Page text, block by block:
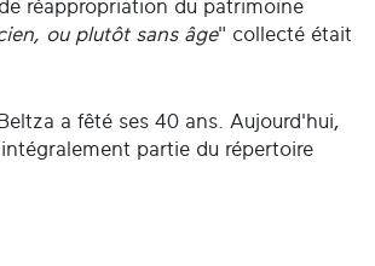
réappropriation du patrimoine
ou plutôt sans âge" collecté était
a fêté ses 40 ans. Aujourd'hui,
partie du répertoire